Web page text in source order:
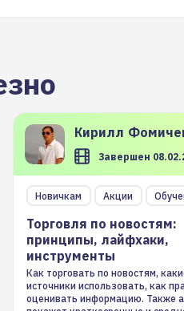
Кирилл
Завершен
Новичкам Акции
Торговля по новостям:
принципы, лайфхаки,
инструменты
Как торговать по новостям,
источники использовать, как
оценивать информацию. Также